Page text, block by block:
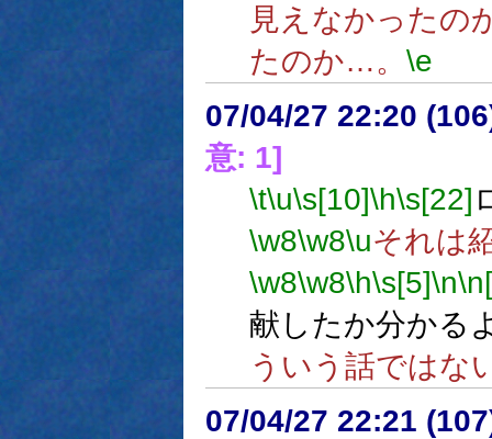
見えなかったの
たのか…。 \e
07/04/27 22:20
意: 1]
\t\u\s[10]\h\s[22]
\w8\w8\uそれは
\w8\w8\h\s[5]\n
献したか分かる
ういう話ではな
07/04/27 22:21